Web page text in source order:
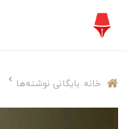
خانه بایگانی نوشته‌ها